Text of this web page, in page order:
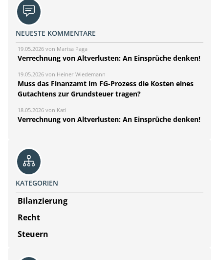
NEUESTE KOMMENTARE
19.05.2026 von Marisa Paga
Verrechnung von Altverlusten: An Einsprüche denken!
19.05.2026 von Heiner Wiedemann
Muss das Finanzamt im FG-Prozess die Kosten eines
Gutachtens zur Grundsteuer tragen?
18.05.2026 von Kati
Verrechnung von Altverlusten: An Einsprüche denken!
KATEGORIEN
Bilanzierung
Recht
Steuern